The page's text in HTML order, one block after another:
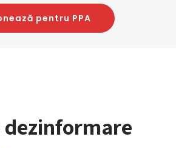
pentru PPA
dezinformare